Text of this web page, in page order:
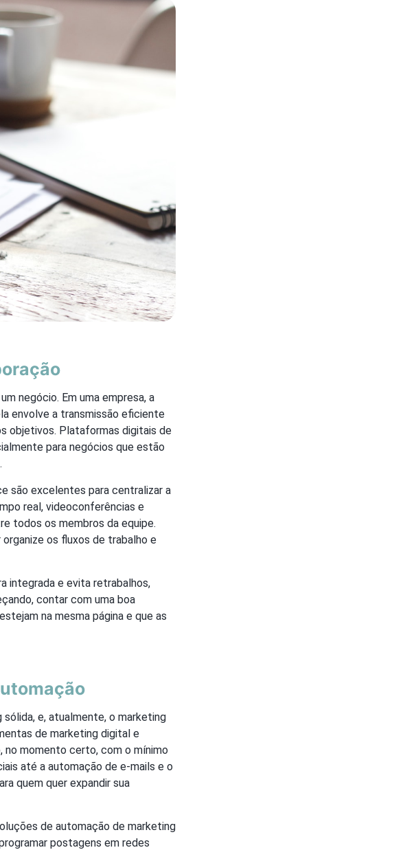
negócio. Em uma empresa, a
envolve a transmissão eficiente
objetivos. Plataformas digitais de
para negócios que estão
são excelentes para centralizar a
real, videoconferências e
todos os membros da equipe.
os fluxos de trabalho e
integrada e evita retrabalhos,
contar com uma boa
na mesma página e que as
e, atualmente, o marketing
de marketing digital e
momento certo, com o mínimo
até a automação de e-mails e o
quem quer expandir sua
de automação de marketing
postagens em redes